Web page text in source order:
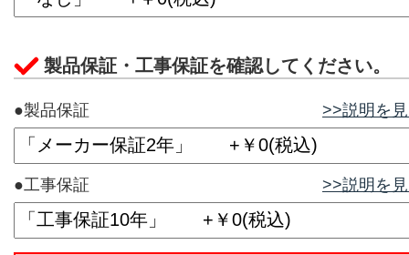
製品保証・工事保証を確認してください。
●製品保証 >>説明を
●工事保証 >>説明を